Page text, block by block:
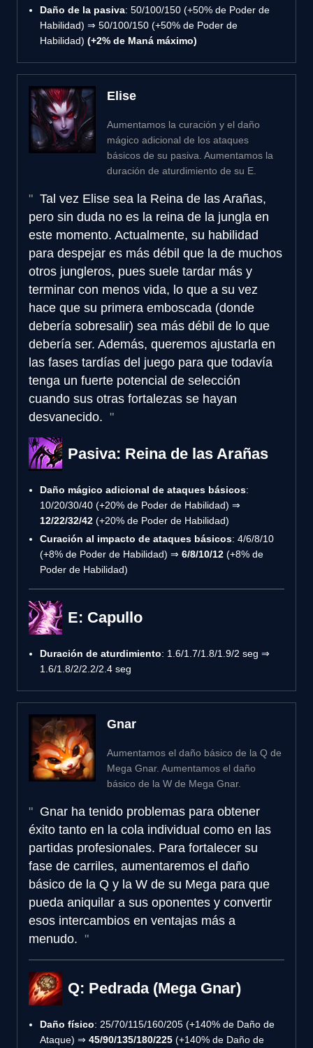
Daño de la pasiva: 50/100/150 (+50% de Poder de
Habilidad) ⇒ 50/100/150 (+50% de Poder de
Habilidad) (+2% de Maná máximo)
Elise
Aumentamos la curación y el daño
mágico adicional de los ataques
básicos de su pasiva. Aumentamos la
duración de aturdimiento de su E.
Tal vez Elise sea la Reina de las Arañas,
pero sin duda no es la reina de la jungla en
este momento. Actualmente, su habilidad
para despejar es más débil que la de muchos
otros jungleros, pues suele tardar más y
terminar con menos vida, lo que a su vez
hace que su primera emboscada (donde
debería sobresalir) sea más débil de lo que
debería ser. Además, queremos ajustarla en
las fases tardías del juego para que todavía
tenga un fuerte potencial de selección
cuando sus otras fortalezas se hayan
desvanecido.
Pasiva: Reina de las Arañas
Daño mágico adicional de ataques básicos:
10/20/30/40 (+20% de Poder de Habilidad) ⇒
12/22/32/42 (+20% de Poder de Habilidad)
Curación al impacto de ataques básicos: 4/6/8/10
(+8% de Poder de Habilidad) ⇒ 6/8/10/12 (+8% de
Poder de Habilidad)
E: Capullo
Duración de aturdimiento: 1.6/1.7/1.8/1.9/2 seg ⇒
1.6/1.8/2/2.2/2.4 seg
Gnar
Aumentamos el daño básico de la Q de
Mega Gnar. Aumentamos el daño
básico de la W de Mega Gnar.
Gnar ha tenido problemas para obtener
éxito tanto en la cola individual como en las
partidas profesionales. Para fortalecer su
fase de carriles, aumentaremos el daño
básico de la Q y la W de su Mega para que
pueda aniquilar a sus oponentes y convertir
esos intercambios en ventajas más a
menudo.
Q: Pedrada (Mega Gnar)
Daño físico: 25/70/115/160/205 (+140% de Daño de
Ataque) ⇒ 45/90/135/180/225 (+140% de Daño de